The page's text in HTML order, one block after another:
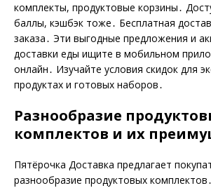
комплекты, продуктовые корзины․
баллы, кэшбэк тоже․ Бесплатная
заказа․ Эти выгодные предложения и
доставки еды ищите в мобильном
онлайн․ Изучайте условия скидок для
продуктах и готовых наборов․
Разнообразие
комплектов и их
Пятёрочка Доставка предлагает
разнообразие продуктовых